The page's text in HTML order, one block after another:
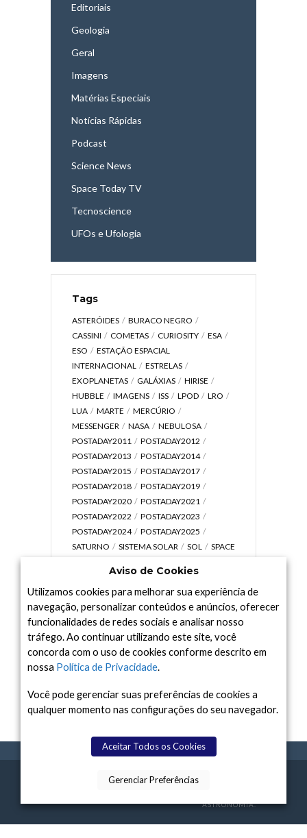
Editoriais
Geologia
Geral
Imagens
Matérias Especiais
Notícias Rápidas
Podcast
Science News
Space Today TV
Tecnoscience
UFOs e Ufologia
Tags
ASTERÓIDES
BURACO NEGRO
CASSINI
COMETAS CURIOSITY
ESA
ESO
ESTAÇÃO ESPACIAL
INTERNACIONAL
ESTRELAS
EXOPLANETAS
GALÁXIAS
HIRISE
HUBBLE
IMAGENS ISS LPOD
LRO
LUA
MARTE
MERCÚRIO
MESSENGER
NASA
NEBULOSA
POSTADAY2011
POSTADAY2012
POSTADAY2013
POSTADAY2014
POSTADAY2015
POSTADAY2017
POSTADAY2018
POSTADAY2019
POSTADAY2020
POSTADAY2021
POSTADAY2022
POSTADAY2023
POSTADAY2024
POSTADAY2025
SATURNO
SISTEMA SOLAR SOL
SPACE
UNIVERSO
VÍDEO
Arquivo
Arquivo
TERMOS CONTATO SPACE TODAY
ASTRONOMIA.
Aviso de Cookies
Utilizamos cookies para melhorar sua experiência de
navegação, personalizar conteúdos e anúncios, oferecer
funcionalidades de redes sociais e analisar nosso
tráfego. Ao continuar utilizando este site, você
concorda com o uso de cookies conforme descrito em
nossa Política de Privacidade.
Você pode gerenciar suas preferências de cookies a
qualquer momento nas configurações do seu navegador.
Aceitar Todos os Cookies
Gerenciar Preferências